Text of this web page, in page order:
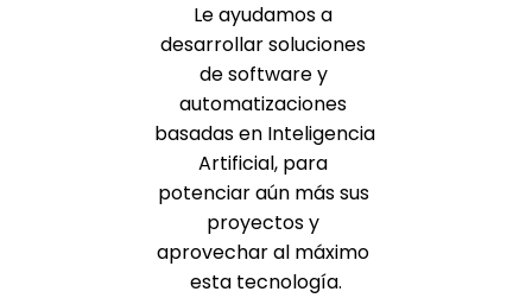
Le ayudamos a
desarrollar soluciones
de software y
automatizaciones
basadas en Inteligencia
Artificial, para
potenciar aún más sus
proyectos y
aprovechar al máximo
esta tecnología.